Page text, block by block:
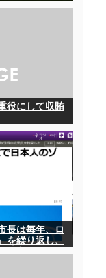
役にして収賄
長は毎年、ロ
を繰り返し、